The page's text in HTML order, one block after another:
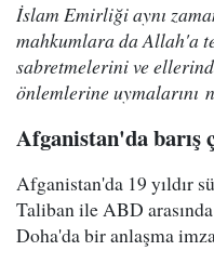
İslam Emirliği aynı
mahkumlara da Allah'a
sabretmelerini ve
önlemlerine uymalarını
Afganistan'da barış
Afganistan'da 19 yıldır
Taliban ile ABD
Doha'da bir anlaşma